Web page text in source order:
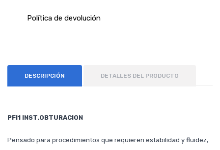
Política de devolución
DESCRIPCIÓN DETALLES DEL PRODUCTO
PFI1 INST.OBTURACION
Pensado para procedimientos que requieren estabilidad y fluidez,